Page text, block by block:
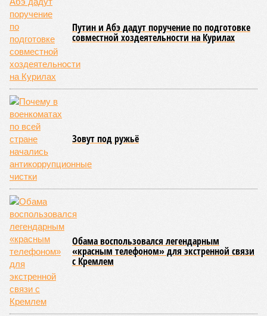
Путин и Абэ дадут поручение по подготовке
совместной хоздеятельности на Курилах
Зовут под ружьё
Обама воспользовался легендарным
«красным телефоном» для экстренной связи
с Кремлем